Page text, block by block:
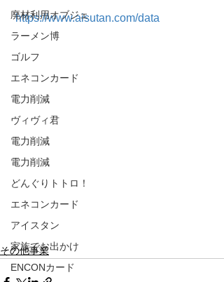
廃材利用オブジェ
ラーメン博
ゴルフ
エネコンカード
電力削減
ヴィヴィ君
電力削減
電力削減
どんぐりトトロ！
エネコンカード
アイスタン
家族でお出かけ
ENCONカード
https://www.aisutan.com/data
その他事業